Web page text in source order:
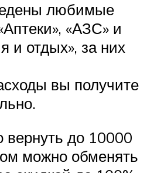
любимые
«АЗС» и
и отдых», за них
вы получите
до 10000
можно обменять